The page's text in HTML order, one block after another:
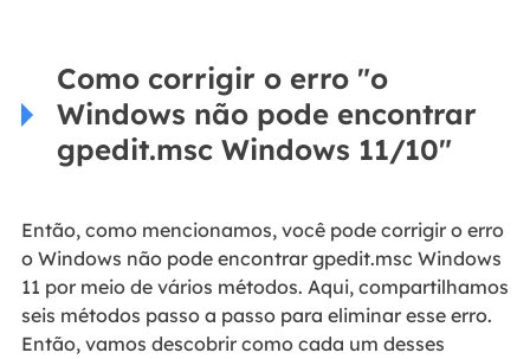
Como corrigir o erro "o
Windows não pode encontrar
gpedit.msc Windows 11/10"
Então, como mencionamos, você pode corrigir o erro
o Windows não pode encontrar gpedit.msc Windows
11 por meio de vários métodos. Aqui, compartilhamos
seis métodos passo a passo para eliminar esse erro.
Então, vamos descobrir como cada um desses